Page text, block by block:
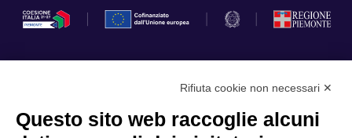
Cookie Policy
Rifiuta cookie non necessari ✕
Questo sito web raccoglie alcuni